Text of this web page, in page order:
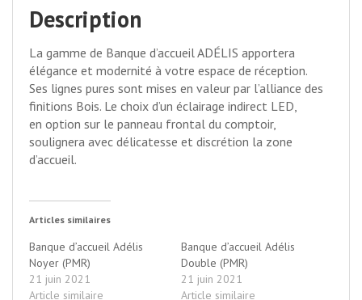
Description
La gamme de Banque d’accueil ADÉLIS apportera
élégance et modernité à votre espace de réception.
Ses lignes pures sont mises en valeur par l’alliance des
finitions Bois. Le choix d’un éclairage indirect LED,
en option sur le panneau frontal du comptoir,
soulignera avec délicatesse et discrétion la zone
d’accueil.
Articles similaires
Banque d’accueil Adélis
Noyer (PMR)
21 juin 2021
Article similaire
Banque d’accueil Adélis
Double (PMR)
21 juin 2021
Article similaire